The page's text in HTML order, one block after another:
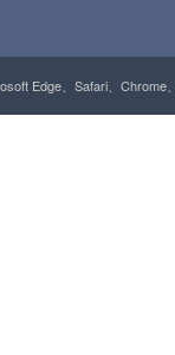
Edge、Safari、